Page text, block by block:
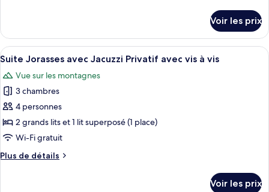
Lavaret
avec
Jacuzzi
Privatif
le
type
de
Suite
du
Lavaret
avec
Jacuzzi
Privatif
Voir les prix
Afficher
toutes
les
photos
pour
ce
type
chambre :
Une chambre à coucher en bois,
4
Suite Jorasses avec Jacuzzi Privatif avec vis à vis
Vue sur les montagnes
3 chambres
4 personnes
2 grands lits et 1 lit superposé (1 place)
Wi-Fi gratuit
Plus de détails
Plus
Voir les prix